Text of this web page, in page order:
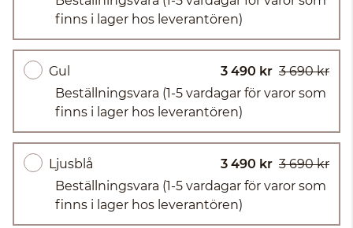
finns i lager hos leverantören)
Gul 3 490 kr 3 690 kr
Beställningsvara (1-5 vardagar för varor som
finns i lager hos leverantören)
Ljusblå 3 490 kr 3 690 kr
Beställningsvara (1-5 vardagar för varor som
finns i lager hos leverantören)